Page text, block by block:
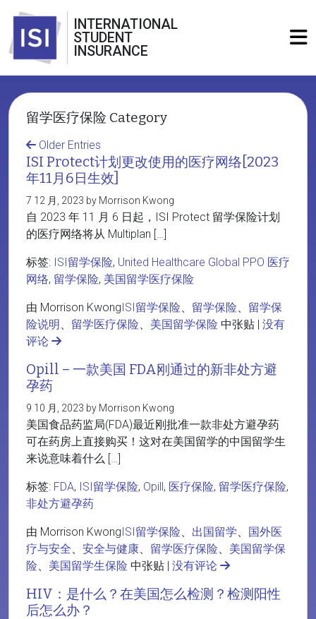
INTERNATIONAL
STUDENT
INSURANCE
留学医疗保险 Category
Older Entries
ISI Protect计划更改使用的医疗网络[2023
年11月6日生效]
7 12 月, 2023 by Morrison Kwong
自 2023 年 11 月 6 日起，ISI Protect 留学保险计划
的医疗网络将从 Multiplan […]
标签: ISI留学保险, United Healthcare Global PPO 医疗
网络, 留学保险, 美国留学医疗保险
由 Morrison KwongISI留学保险、 留学保险、 留学保
险说明、 留学医疗保险、 美国留学保险 中张贴 | 没有
评论
Opill – 一款美国 FDA刚通过的新非处方避
孕药
9 10 月, 2023 by Morrison Kwong
美国食品药监局(FDA)最近刚批准一款非处方避孕药
可在药房上直接购买！这对在美国留学的中国留学生
来说意味着什么 […]
标签: FDA, ISI留学保险, Opill, 医疗保险, 留学医疗保险,
非处方避孕药
由 Morrison KwongISI留学保险、 出国留学、 国外医
疗与安全、 安全与健康、 留学医疗保险、 美国留学保
险、 美国留学生保险 中张贴 | 没有评论
HIV：是什么？在美国怎么检测？检测阳性
后怎么办？